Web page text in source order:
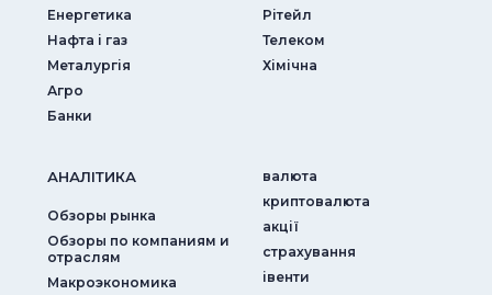
Енергетика
Нафта і газ
Металургія
Агро
Банки
Рітейл
Телеком
Хімічна
АНАЛIТИКА
Обзоры рынка
Обзоры по компаниям и
отраслям
Макроэкономика
валюта
криптовалюта
акції
страхування
iвенти